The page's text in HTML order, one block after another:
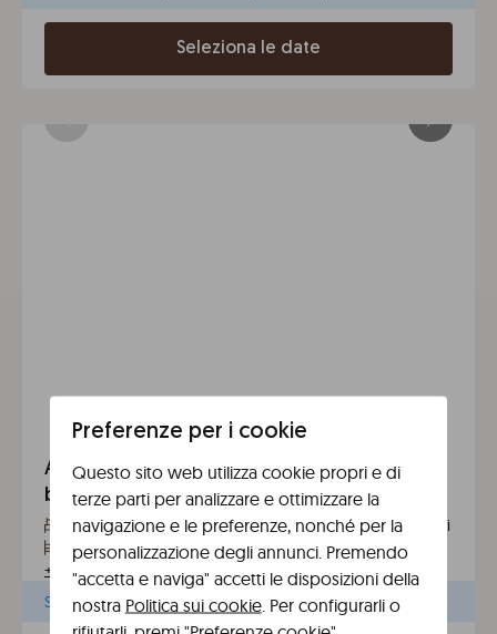
Seleziona le date
Appartamento con 2 camere da letto e
balcone a Barcelona Sant Antoni
2 camere da letto Max. 6 persone 2bagni
Balconi
2 letti matrimoniali a scomparsa e 1 divano letto
+
Tutti i servizi
Seleziona le date per vedere prezzi e disponibilità
Preferenze per i cookie
Questo sito web utilizza cookie propri e di
terze parti per analizzare e ottimizzare la
navigazione e le preferenze, nonché per la
personalizzazione degli annunci. Premendo
"accetta e naviga" accetti le disposizioni della
nostra Politica sui cookie. Per configurarli o